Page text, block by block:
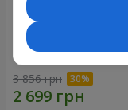
Букет "Нежный
3 856 грн